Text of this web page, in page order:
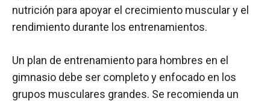
nutrición para apoyar el crecimiento muscular y el
rendimiento durante los entrenamientos.
Un plan de entrenamiento para hombres en el
gimnasio debe ser completo y enfocado en los
grupos musculares grandes. Se recomienda un